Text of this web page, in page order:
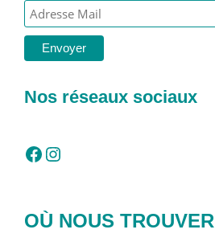
Nos réseaux sociaux
Facebook Instagram
OÙ NOUS TROUVER